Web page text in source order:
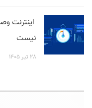
اینترنت
نیست
۲۸ تیر ۱۴۰۵